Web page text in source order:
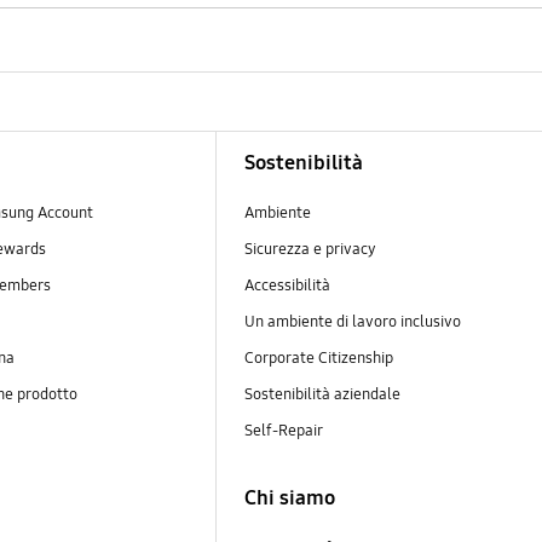
Account
prodotto
Sostenibilità
Ambiente
Sicurezza e privacy
Accessibilità
Un ambiente di lavoro inclusivo
Corporate Citizenship
Sostenibilità aziendale
Self-Repair
Chi siamo